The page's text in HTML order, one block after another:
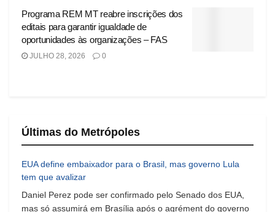
Programa REM MT reabre inscrições dos
editais para garantir igualdade de
oportunidades às organizações – FAS
JULHO 28, 2026 0
Últimas do Metrópoles
EUA define embaixador para o Brasil, mas governo Lula
tem que avalizar
Daniel Perez pode ser confirmado pelo Senado dos EUA,
mas só assumirá em Brasília após o agrément do governo